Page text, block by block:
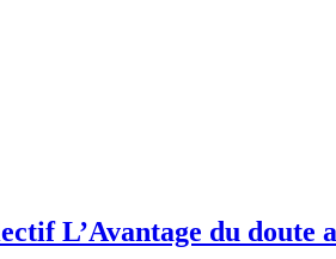
L’Avantage du doute